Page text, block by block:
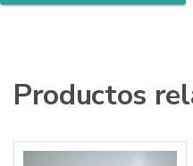
Productos